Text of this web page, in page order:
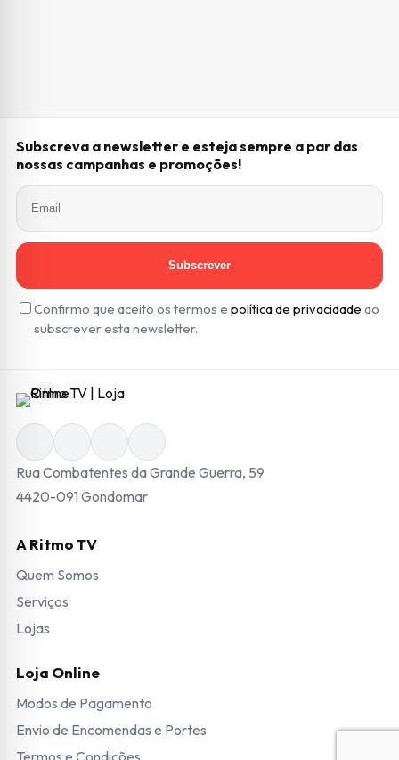
Subscreva a newsletter e esteja sempre a par das
nossas campanhas e promoções!
Subscrever
Confirmo que aceito os termos e política de privacidade ao
subscrever esta newsletter.
Rua Combatentes da Grande Guerra, 59
4420-091 Gondomar
A Ritmo TV
Quem Somos
Serviços
Lojas
Loja Online
Modos de Pagamento
Envio de Encomendas e Portes
Termos e Condições